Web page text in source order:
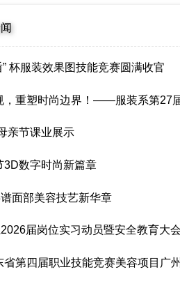
杯服装效果图技能竞赛圆满收官
，重塑时尚边界！——服装系第27
亲节课业展示
3D数字时尚新篇章
面部美容技艺新华章
届岗位实习动员暨安全教育大会
省第四届职业技能竞赛美容项目广